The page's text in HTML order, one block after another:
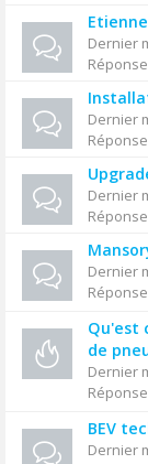
Dernier
Dernier
Dernier
Dernier
Qu'est
de
Dernier
BEV
Dernier